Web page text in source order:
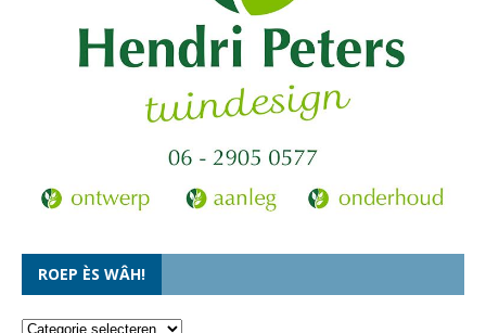
ROEP ÈS WÂH!